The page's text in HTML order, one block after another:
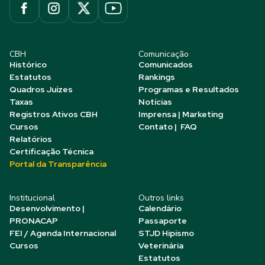
CBH
Histórico
Estatutos
Quadros Juízes
Taxas
Registros Ativos CBH
Cursos
Relatórios
Certificação Técnica
Portal da Transparência
Comunicação
Comunicados
Rankings
Programas e Resultados
Notícias
Imprensa | Marketing
Contato | FAQ
Institucional
Desenvolvimento |
PRONACAP
FEI / Agenda Internacional
Cursos
Outros links
Calendário
Passaporte
STJD Hipismo
Veterinária
Estatutos